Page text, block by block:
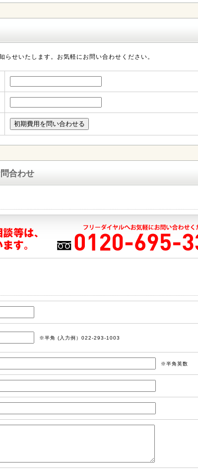
せいたします。お気軽にお問い合わせください。
合わせ
※半角 (入力例）022-293-1003
※半角英数